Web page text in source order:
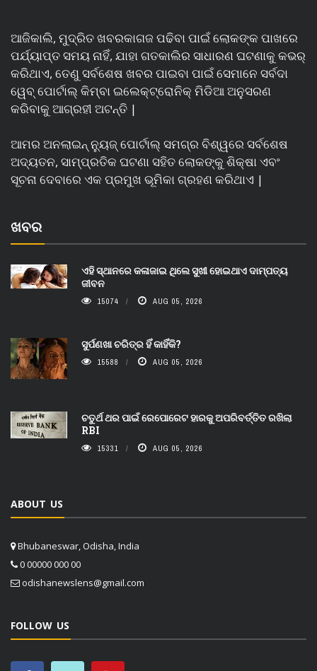
ଆଜିକାଲି, ମୁଦ୍ରିତ ଖବରକାଗଜ ପଢିବା ପାଇଁ ଲୋକଙ୍କ ପାଖରେ
ପର୍ଯ୍ୟାପ୍ତ ସମୟ ନାହିଁ, ଯାହା ଗତକାଲିର ସାଧାରଣ ଘଟଣାକୁ କଭର୍
କରିଥାଏ, ତେଣୁ ସର୍ବଶେଷ ଖବର ପାଇବା ପାଇଁ ସେମାନେ ସର୍ବଦା
ୱେବ୍ ପୋର୍ଟାଲ୍ କିମ୍ବା ଇଲେକ୍ଟ୍ରୋନିକ୍ ମିଡିଆ ଅନୁସରଣ
କରିବାକୁ ଆଗ୍ରହୀ ଅଟନ୍ତି |
ଆମର ଅନଲାଇନ୍ ନ୍ୟୁଜ୍ ପୋର୍ଟାଲ୍ ସମଗ୍ର ବିଶ୍ୱରେ ସର୍ବଶେଷ
ଅଦ୍ୟତନ, ସାମ୍ପ୍ରତିକ ଘଟଣା ସହିତ ଲୋକଙ୍କୁ ଶିକ୍ଷା ଏବଂ
ସୂଚନା ଦେବାରେ ଏକ ପ୍ରମୁଖ ଭୂମିକା ଗ୍ରହଣ କରିଥାଏ |
ଖବର
ଏହି ସ୍ଥାନରେ କଳାଜାଇ ଥିଲେ ସୁଖୀ ହୋଇଥାଏ ଦାମ୍ପତ୍ୟ
ଜୀବନ
15074 AUG 05, 2026
ସୁର୍ପଣଖା ଚରିତ୍ର ହିଁ କାହିଁକି?
15588 AUG 05, 2026
ଚତୁର୍ଥ ଥର ପାଇଁ ରେପୋରେଟ ହାରକୁ ଅପରିବର୍ତ୍ତିତ ରଖିଲା
RBI
15331 AUG 05, 2026
ABOUT US
Bhubaneswar, Odisha, India
0 00000 000 00
odishanewslens@gmail.com
FOLLOW US